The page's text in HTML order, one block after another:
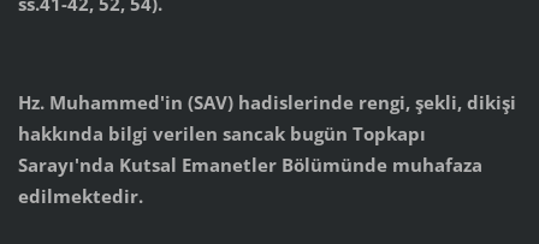
Hz. Muhammed'in (SAV) hadislerinde rengi, şekli, dikişi
hakkında bilgi verilen sancak bugün Topkapı
Sarayı'nda Kutsal Emanetler Bölümünde muhafaza
edilmektedir.